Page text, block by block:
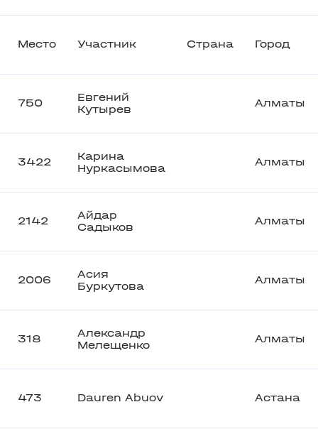
Место Участник Страна Город
750
Евгений
Кутырев
Алматы
3422
Карина
Нуркасымова
Алматы
2142
Айдар
Садыков
Алматы
2006
Асия
Буркутова
Алматы
318
Александр
Мелещенко
Алматы
473 Dauren Abuov Астана